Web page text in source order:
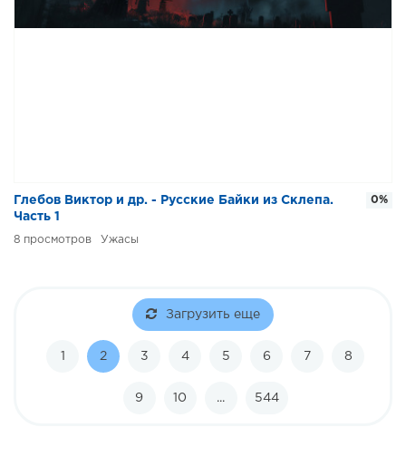
Глебов Виктор и др. - Русские Байки из Склепа.
Часть 1
8 Ужасы
0%
Загрузить еще
1 2 3 4 5 6 7 8
9 10 ... 544